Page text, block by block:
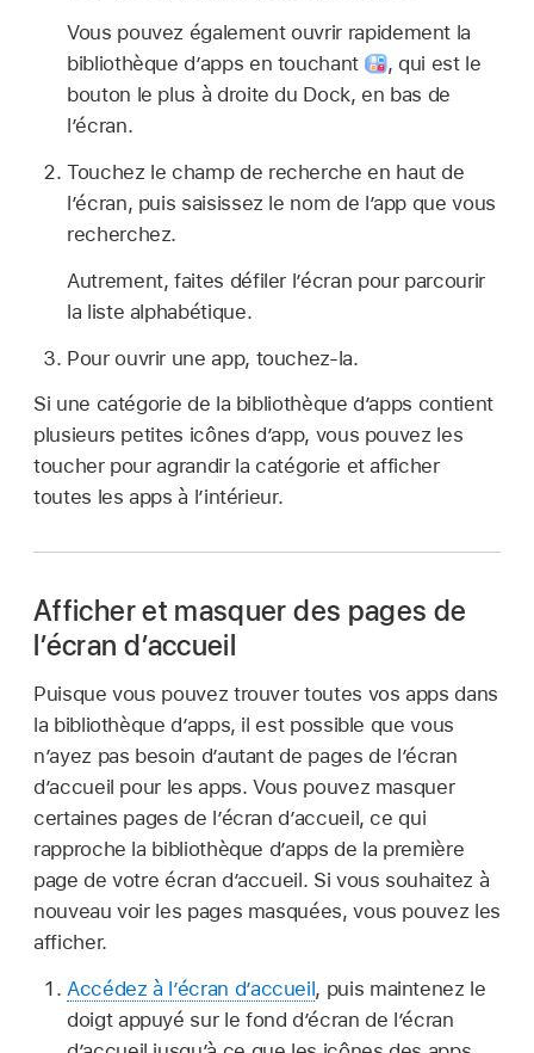
Vous pouvez également ouvrir rapidement la
bibliothèque d’apps en touchant
, qui est le
bouton le plus à droite du Dock, en bas de
l’écran.
Touchez le champ de recherche en haut de
l’écran, puis saisissez le nom de l’app que vous
recherchez.
Autrement, faites défiler l’écran pour parcourir
la liste alphabétique.
Pour ouvrir une app, touchez-la.
Si une catégorie de la bibliothèque d’apps contient
plusieurs petites icônes d’app, vous pouvez les
toucher pour agrandir la catégorie et afficher
toutes les apps à l’intérieur.
Afficher et masquer des pages de
l’écran d’accueil
Puisque vous pouvez trouver toutes vos apps dans
la bibliothèque d’apps, il est possible que vous
n’ayez pas besoin d’autant de pages de l’écran
d’accueil pour les apps. Vous pouvez masquer
certaines pages de l’écran d’accueil, ce qui
rapproche la bibliothèque d’apps de la première
page de votre écran d’accueil. Si vous souhaitez à
nouveau voir les pages masquées, vous pouvez les
afficher.
Accédez à l’écran d’accueil, puis maintenez le
doigt appuyé sur le fond d’écran de l’écran